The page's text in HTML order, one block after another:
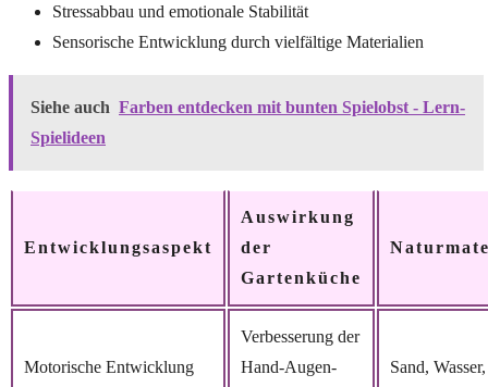
Stressabbau und emotionale Stabilität
Sensorische Entwicklung durch vielfältige Materialien
Siehe auch Farben entdecken mit bunten Spielobst - Lern-
Spielideen
Entwicklungsaspekt
Auswirkung
der
Gartenküche
Motorische Entwicklung
Verbesserung der
Hand-Augen-
Sand,